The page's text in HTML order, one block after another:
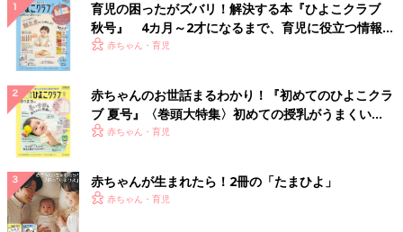
育児の困ったがズバリ！解決する本『ひよこクラブ
秋号』 4カ月～2才になるまで、育児に役立つ情報が
いっぱい！
赤ちゃん・育児
赤ちゃんのお世話まるわかり！『初めてのひよこクラ
ブ 夏号』〈巻頭大特集〉初めての授乳がうまくい
く！ おっぱい・ミルクの基本と夏のトラブル 解決テ
赤ちゃん・育児
赤ちゃんが生まれたら！2冊の「たまひよ」
赤ちゃん・育児